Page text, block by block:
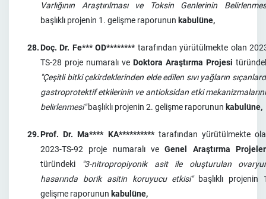
Varlığının Araştırılması ve Toksin Genlerinin
başlıklı projenin 1. gelişme raporunun kabulüne,
28.Doç. Dr. Fe*** OD********tarafından yürütülmekte olan
TS-28 proje numaralı ve Doktora Araştırma Projesi
"Çeşitli bitki çekirdeklerinden elde edilen sıvı yağların
gastroprotektif etkilerinin ve antioksidan etki
belirlenmesi"başlıklı projenin 2. gelişme raporunun kabulüne,
29.Prof. Dr. Ma**** KA**********tarafından yürütülmekte
2023-TS-92 proje numaralı veGenel Araştırma
türündeki "3-nitropropiyonik asit ile oluşturulan
hasarında borik asitin koruyucu etkisi"başlıklı projenin
gelişme raporunun kabulüne,